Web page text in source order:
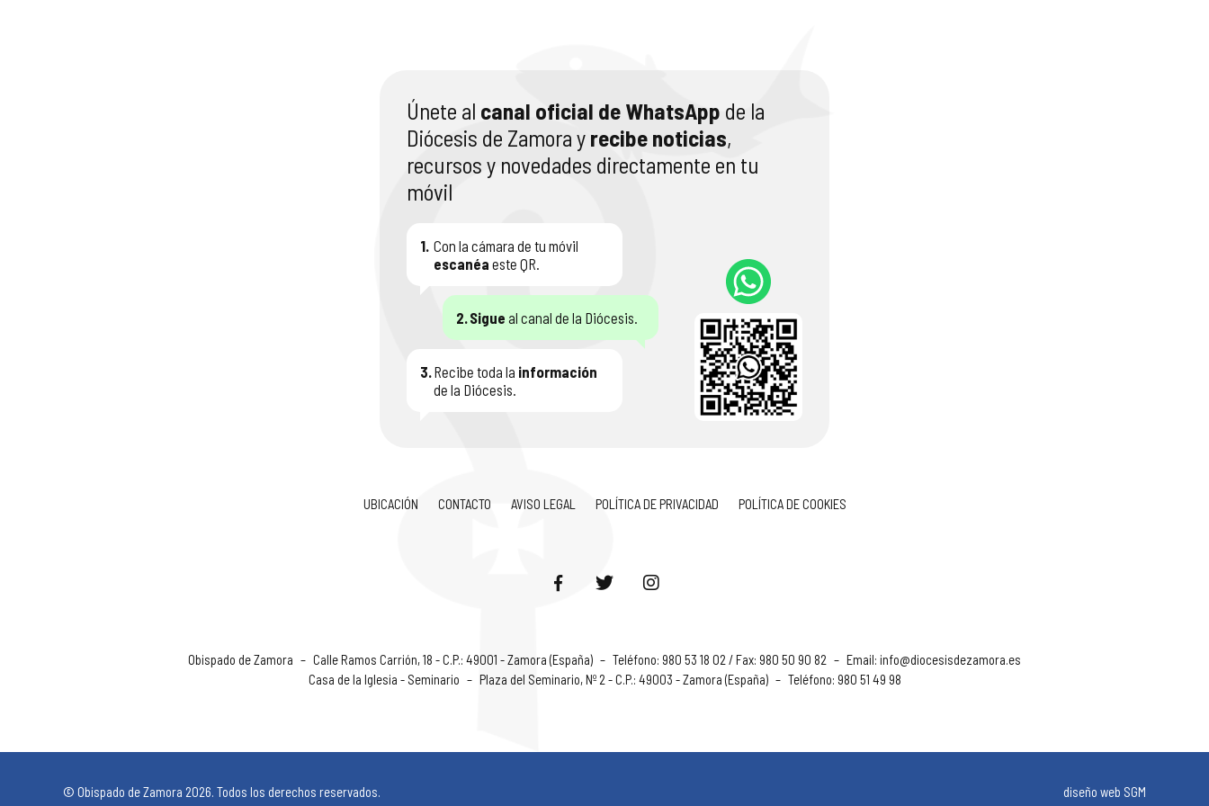
Únete al canal oficial de WhatsApp de la
Diócesis de Zamora y recibe noticias,
recursos y novedades directamente en tu
móvil
1. Con la cámara de tu móvil
escanéa este QR.
2.Sigue al canal de la Diócesis.
3.Recibe toda la información
de la Diócesis.
UBICACIÓN CONTACTO AVISO LEGAL POLÍTICA DE PRIVACIDAD POLÍTICA DE COOKIES
Obispado de Zamora – Calle Ramos Carrión, 18 - C.P.: 49001 - Zamora (España) – Teléfono: 980 53 18 02 / Fax: 980 50 90 82 – Email: info@diocesisdezamora.es
Casa de la Iglesia - Seminario – Plaza del Seminario, Nº 2 - C.P.: 49003 - Zamora (España) – Teléfono: 980 51 49 98
© Obispado de Zamora 2026. Todos los derechos reservados. diseño web SGM